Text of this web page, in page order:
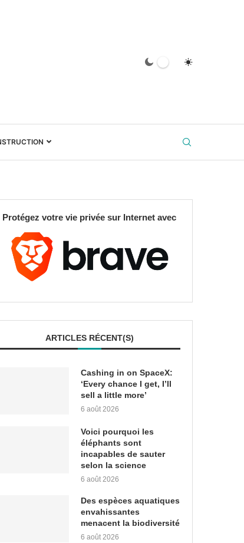
Protégez votre vie privée sur Internet avec
ARTICLES RÉCENT(S)
Cashing in on SpaceX:
‘Every chance I get, I’ll
sell a little more’
6 août 2026
Voici pourquoi les
éléphants sont
incapables de sauter
selon la science
6 août 2026
Des espèces aquatiques
envahissantes
menacent la biodiversité
6 août 2026